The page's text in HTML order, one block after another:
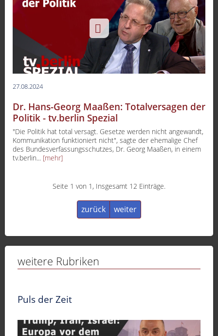
27.08.2024
Dr. Hans-Georg Maaßen: Totalversagen der
Politik - tv.berlin Spezial
"Die Politik hat total versagt. Gesetze werden nicht angewandt,
Kommunikation funktioniert nicht", sagte der ehemalige Chef
des Bundesverfassungsschutzes, Dr. Georg Maaßen, in einem
tv.berlin... [mehr]
Seite 1 von 1, Insgesamt 12 Einträge.
zurück weiter
weitere Rubriken
Puls der Zeit